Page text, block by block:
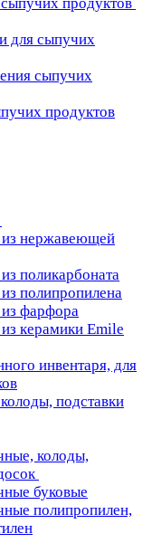
для сыпучих
сыпучих
продуктов
из нержавеющей
поликарбоната
полипропилена
фарфора
керамики Emile
инвентаря, для
подставки
колоды,
буковые
полипропилен,